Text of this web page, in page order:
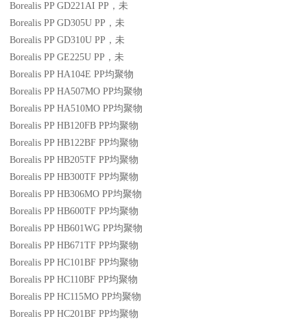
Borealis PP GD221AI PP ，未
Borealis PP GD305U PP ，未
Borealis PP GD310U PP ，未
Borealis PP GE225U PP ，未
Borealis PP HA104E PP均聚物
Borealis PP HA507MO PP均聚物
Borealis PP HA510MO PP均聚物
Borealis PP HB120FB PP均聚物
Borealis PP HB122BF PP均聚物
Borealis PP HB205TF PP均聚物
Borealis PP HB300TF PP均聚物
Borealis PP HB306MO PP均聚物
Borealis PP HB600TF PP均聚物
Borealis PP HB601WG PP均聚物
Borealis PP HB671TF PP均聚物
Borealis PP HC101BF PP均聚物
Borealis PP HC110BF PP均聚物
Borealis PP HC115MO PP均聚物
Borealis PP HC201BF PP均聚物